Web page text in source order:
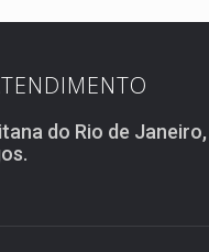
do Rio de